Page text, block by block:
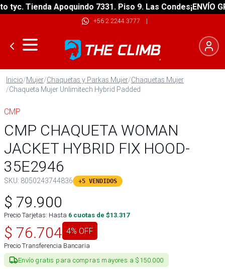
Tienda Apoquindo 7331. Piso 9. Las Condes¡ENVÍO
+56 2 2244 3777 |
Inicio/Mujer/Chaquetas y Parkas Mujer/Chaquetas Mujer
/Chaqueta Mujer Unlimitech Hybrid Padded
CMP
CMP CHAQUETA WOMAN
JACKET HYBRID FIX HOOD-
35E2946
SKU: 8050243744836 +5 VENDIDOS
$ 79.900
Precio Tarjetas: Hasta 6 cuotas de $13.317
$ 76.704 4% OFF
Precio Transferencia Bancaria
Envío gratis para compras mayores a $150.000